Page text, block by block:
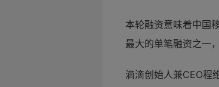
本轮融资意味着中国
最大的单笔融资之一
滴滴创始人兼CEO程